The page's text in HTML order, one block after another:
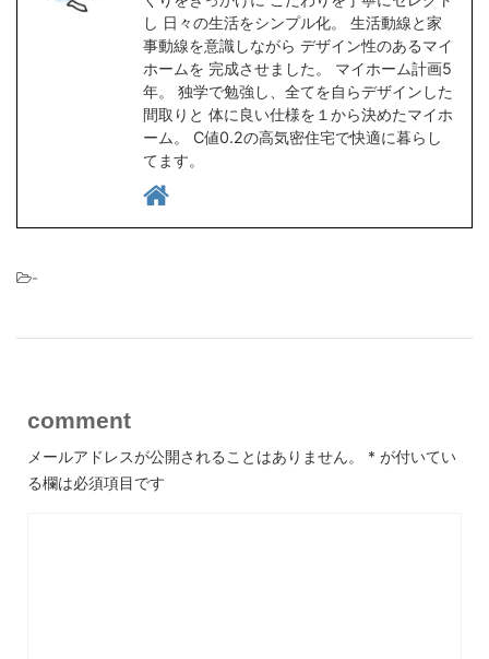
し 日々の生活をシンプル化。 生活動線と家
事動線を意識しながら デザイン性のあるマイ
ホームを 完成させました。 マイホーム計画5
年。 独学で勉強し、全てを自らデザインした
間取りと 体に良い仕様を１から決めたマイホ
ーム。 C値0.2の高気密住宅で快適に暮らし
てます。
-
comment
メールアドレスが公開されることはありません。 * が付いてい
る欄は必須項目です